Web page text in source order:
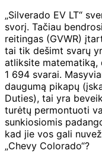
„Silverado EV LT“
svorį. Tačiau
reitingas (GVWR)
tai tik dešimt svarų
atliksite matematiką,
1 694 svarai.
daugumą pikapų
Duties), tai yra
turėtų permontuoti
sunkiosiomis
kad jie vos gali
„Chevy Colorado“?